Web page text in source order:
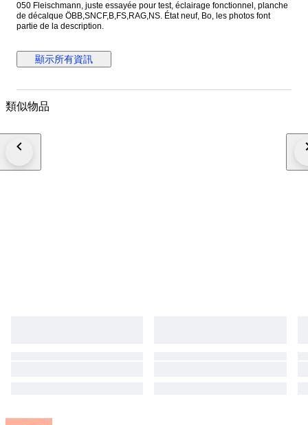
050 Fleischmann, juste essayée pour test, éclairage fonctionnel, planche
de décalque ÖBB,SNCF,B,FS,RAG,NS. État neuf, Bo, les photos font
partie de la description.
顯示所有資訊
類似物品